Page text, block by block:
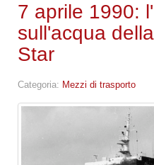
7 aprile 1990:
sull'acqua
Star
Categoria: Mezzi di trasporto